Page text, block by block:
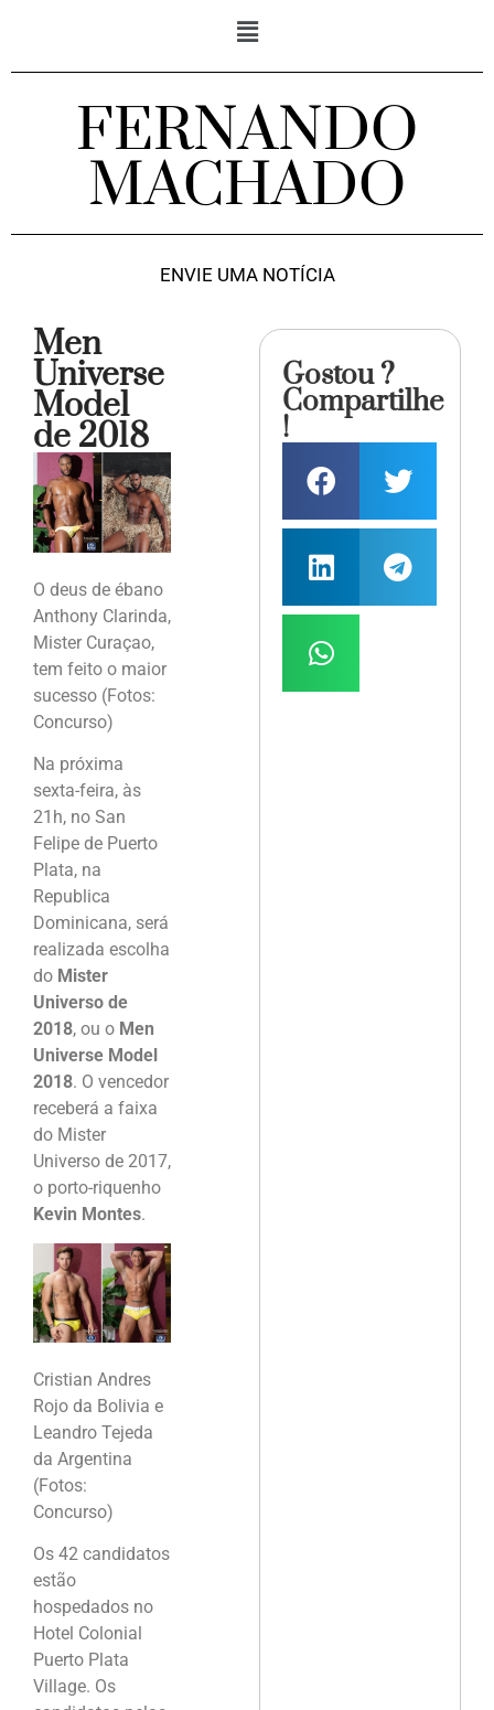
FERNANDO
MACHADO
ENVIE UMA NOTÍCIA
Men
Universe
Model
de 2018
O deus de ébano
Anthony Clarinda,
Mister Curaçao,
tem feito o maior
sucesso (Fotos:
Concurso)
Na próxima
sexta-feira, às
21h, no San
Felipe de Puerto
Plata, na
Republica
Dominicana, será
realizada escolha
do Mister
Universo de
2018, ou o Men
Universe Model
2018. O vencedor
receberá a faixa
do Mister
Universo de 2017,
o porto-riquenho
Kevin Montes.
Cristian Andres
Rojo da Bolivia e
Leandro Tejeda
da Argentina
(Fotos:
Concurso)
Os 42 candidatos
estão
hospedados no
Hotel Colonial
Puerto Plata
Village. Os
Gostou ?
Compartilhe
!